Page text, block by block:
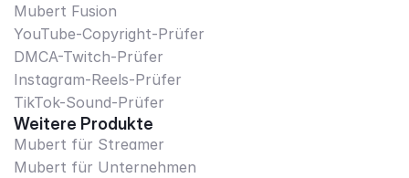
Mubert Fusion
YouTube-Copyright-Prüfer
DMCA-Twitch-Prüfer
Instagram-Reels-Prüfer
TikTok-Sound-Prüfer
Weitere Produkte
Mubert für Streamer
Mubert für Unternehmen